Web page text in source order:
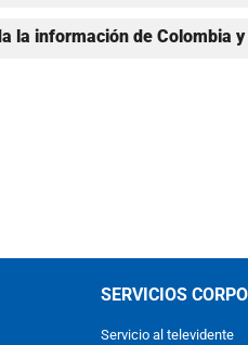
la información de Colombia
SERVICIOS
Servicio al televidente